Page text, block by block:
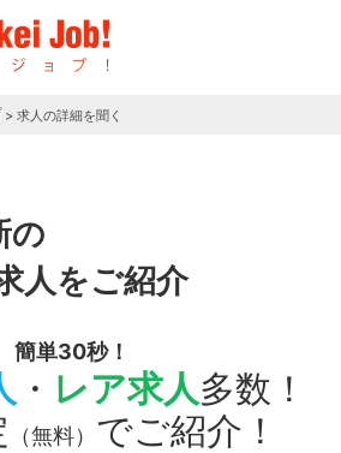
> 求人の詳細を聞く
の
人をご紹介
簡単30秒！
・ レア求人多数！
（無料） でご紹介！